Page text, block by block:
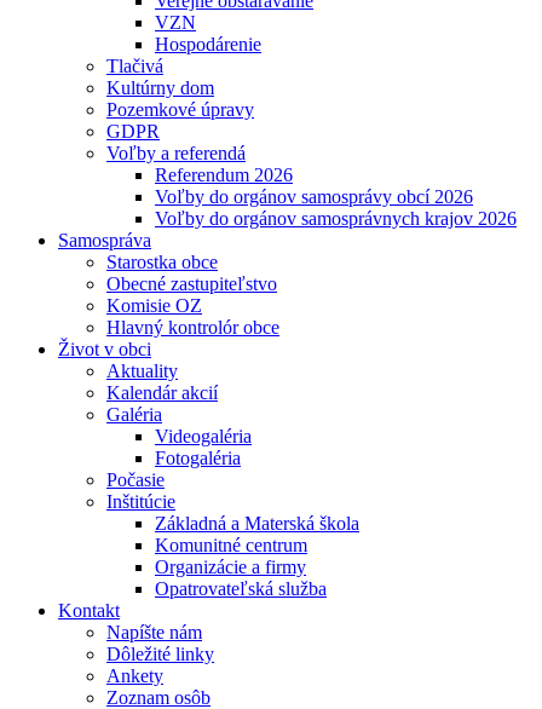
VZN
Hospodárenie
Tlačivá
Kultúrny dom
Pozemkové úpravy
GDPR
Voľby a referendá
Referendum 2026
Voľby do orgánov samosprávy obcí 2026
Voľby do orgánov samosprávnych krajov 2026
Samospráva
Starostka obce
Obecné zastupiteľstvo
Komisie OZ
Hlavný kontrolór obce
Život v obci
Aktuality
Kalendár akcií
Galéria
Videogaléria
Fotogaléria
Počasie
Inštitúcie
Základná a Materská škola
Komunitné centrum
Organizácie a firmy
Opatrovateľská služba
Kontakt
Napíšte nám
Dôležité linky
Ankety
Zoznam osôb